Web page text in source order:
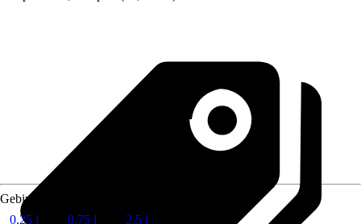
Gebindegröße
0,25 l
0,75 l
2,5 l